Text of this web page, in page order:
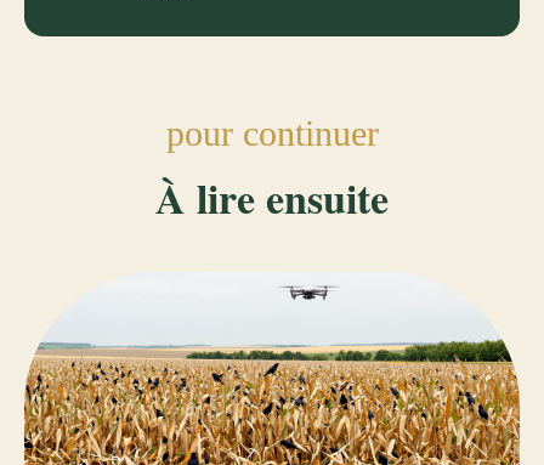
pour continuer
À lire ensuite